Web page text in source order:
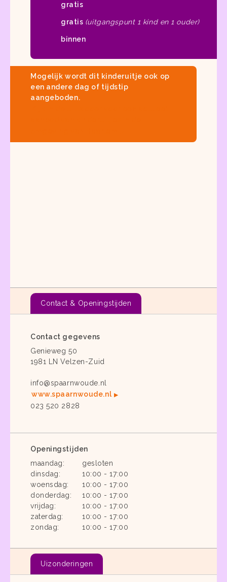
gratis
gratis (uitgangspunt 1 kind en 1 ouder)
binnen
Mogelijk wordt dit kinderuitje ook op
een andere dag of tijdstip
aangeboden.
Contact & Openingstijden
Contact gegevens
Genieweg 50
1981 LN Velzen-Zuid
info@spaarnwoude.nl
www.spaarnwoude.nl
023 520 2828
Openingstijden
maandag:
gesloten
dinsdag:
10:00 - 17:00
woensdag:
10:00 - 17:00
donderdag:
10:00 - 17:00
vrijdag:
10:00 - 17:00
zaterdag:
10:00 - 17:00
zondag:
10:00 - 17:00
Uizonderingen